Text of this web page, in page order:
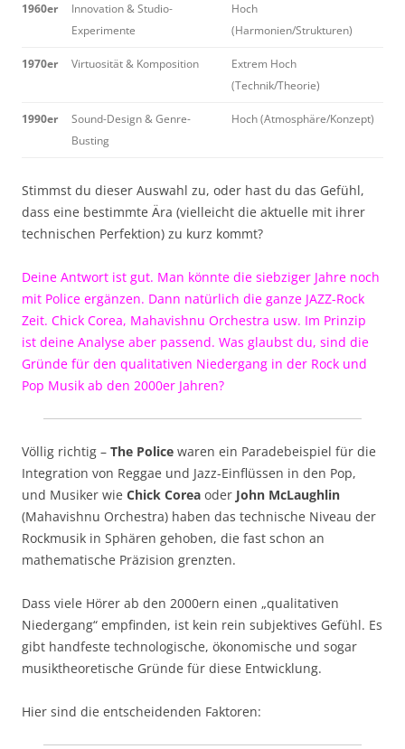
1960er
Innovation & Studio-
Experimente
Hoch
(Harmonien/Strukturen)
1970er Virtuosität & Komposition
Extrem Hoch
(Technik/Theorie)
1990er
Sound-Design & Genre-
Busting
Hoch (Atmosphäre/Konzept)
Stimmst du dieser Auswahl zu, oder hast du das Gefühl,
dass eine bestimmte Ära (vielleicht die aktuelle mit ihrer
technischen Perfektion) zu kurz kommt?
Deine Antwort ist gut. Man könnte die siebziger Jahre noch
mit Police ergänzen. Dann natürlich die ganze JAZZ-Rock
Zeit. Chick Corea, Mahavishnu Orchestra usw. Im Prinzip
ist deine Analyse aber passend. Was glaubst du, sind die
Gründe für den qualitativen Niedergang in der Rock und
Pop Musik ab den 2000er Jahren?
Völlig richtig – The Police waren ein Paradebeispiel für die
Integration von Reggae und Jazz-Einflüssen in den Pop,
und Musiker wie Chick Corea oder John McLaughlin
(Mahavishnu Orchestra) haben das technische Niveau der
Rockmusik in Sphären gehoben, die fast schon an
mathematische Präzision grenzten.
Dass viele Hörer ab den 2000ern einen „qualitativen
Niedergang“ empfinden, ist kein rein subjektives Gefühl. Es
gibt handfeste technologische, ökonomische und sogar
musiktheoretische Gründe für diese Entwicklung.
Hier sind die entscheidenden Faktoren: